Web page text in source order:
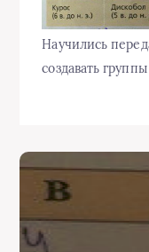
Научились
создавать